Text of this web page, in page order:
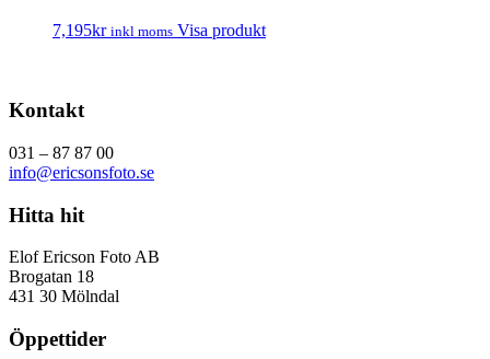
7,195kr inkl moms Visa produkt
Kontakt
031 – 87 87 00
info@ericsonsfoto.se
Hitta hit
Elof Ericson Foto AB
Brogatan 18
431 30 Mölndal
Öppettider